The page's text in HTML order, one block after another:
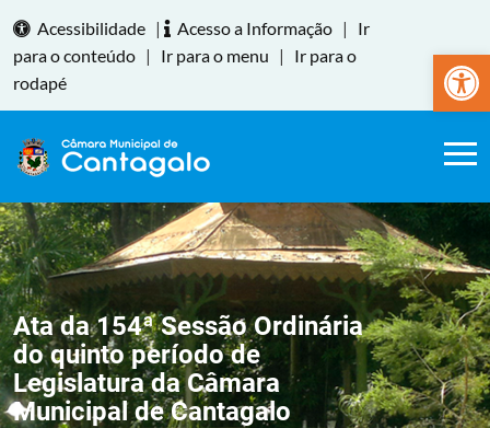
Abrir
Acessibilidade | Acesso a Informação |
Ir
para o conteúdo | Ir para o menu |
Ir para o
rodapé
Ata da 154ª Sessão Ordinária
do quinto período de
Legislatura da Câmara
Municipal de Cantagalo